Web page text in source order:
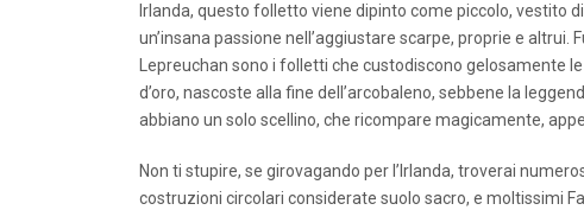
Irlanda, questo folletto viene dipinto come piccolo, vestito
un’insana passione nell’aggiustare scarpe, proprie e altrui.
Lepreuchan sono i folletti che custodiscono gelosamente
d’oro, nascoste alla fine dell’arcobaleno, sebbene la
abbiano un solo scellino, che ricompare magicamente,
Non ti stupire, se girovagando per l’Irlanda, troverai
costruzioni circolari considerate suolo sacro, e moltissimi